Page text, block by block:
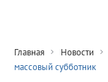
Главная Новости
массовый субботник